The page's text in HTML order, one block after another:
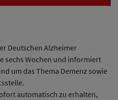
Deutschen Alzheimer
sechs Wochen und informiert
um das Thema Demenz sowie
automatisch zu erhalten,